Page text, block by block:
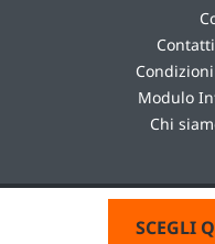
SCEGLI
Modulo
Chi
designed